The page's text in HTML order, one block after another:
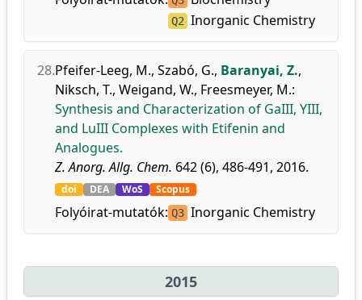
Q2 Inorganic Chemistry
28.Pfeifer-Leeg, M., Szabó, G., Baranyai, Z.,
Niksch, T., Weigand, W., Freesmeyer, M.:
Synthesis and Characterization of GaIII, YIII,
and LuIII Complexes with Etifenin and
Analogues.
Z. Anorg. Allg. Chem. 642 (6), 486-491, 2016.
doi DEA WoS Scopus
Folyóirat-mutatók: Q3 Inorganic Chemistry
2015